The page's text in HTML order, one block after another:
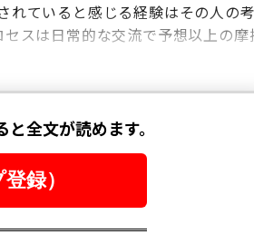
れていると感じる経験はその人の考
スは日常的な交流で予想以上の摩